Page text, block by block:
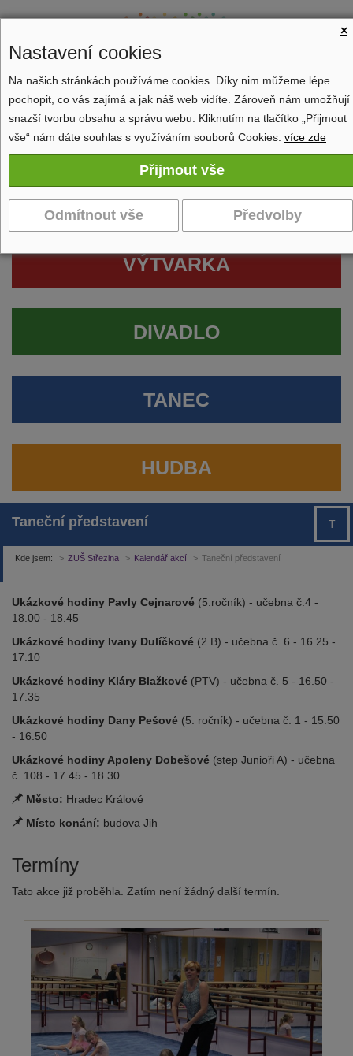
Zobrazit navigaci
VÝTVARKA
DIVADLO
TANEC
HUDBA
Taneční představení T
Kde jsem: ZUŠ Střezina Kalendář akcí Taneční představení
Ukázkové hodiny Pavly Cejnarové (5.ročník) - učebna č.4 -
18.00 - 18.45
Ukázkové hodiny Ivany Dulíčkové (2.B) - učebna č. 6 - 16.25 -
17.10
Ukázkové hodiny Kláry Blažkové (PTV) - učebna č. 5 - 16.50 -
17.35
Ukázkové hodiny Dany Pešové (5. ročník) - učebna č. 1 - 15.50
- 16.50
Ukázkové hodiny Apoleny Dobešové (step Junioři A) - učebna
č. 108 - 17.45 - 18.30
Město: Hradec Králové
Místo konání: budova Jih
Termíny
Tato akce již proběhla. Zatím není žádný další termín.
×
Nastavení cookies
Na našich stránkách používáme cookies. Díky nim můžeme lépe
pochopit, co vás zajímá a jak náš web vidíte. Zároveň nám umožňují
snazší tvorbu obsahu a správu webu. Kliknutím na tlačítko „Přijmout
vše“ nám dáte souhlas s využíváním souborů Cookies. více zde